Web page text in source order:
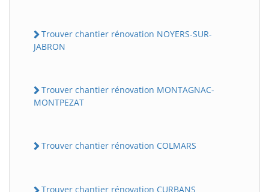
Trouver chantier rénovation NOYERS-SUR-
JABRON
Trouver chantier rénovation MONTAGNAC-
MONTPEZAT
Trouver chantier rénovation COLMARS
Trouver chantier rénovation CURBANS